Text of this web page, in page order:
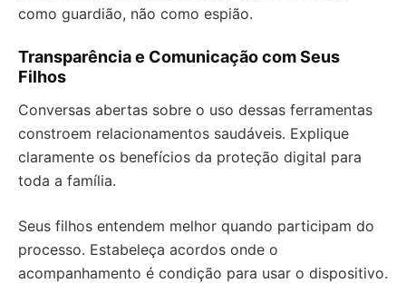
como guardião, não como espião.
Transparência e Comunicação com Seus
Filhos
Conversas abertas sobre o uso dessas ferramentas
constroem relacionamentos saudáveis. Explique
claramente os benefícios da proteção digital para
toda a família.
Seus filhos entendem melhor quando participam do
processo. Estabeleça acordos onde o
acompanhamento é condição para usar o dispositivo.